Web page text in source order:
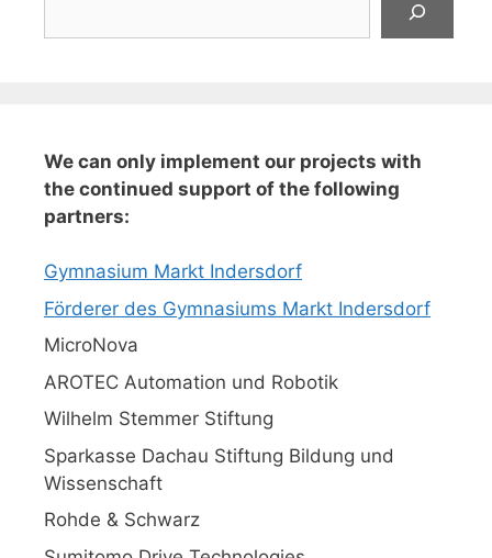
We can only implement our projects with
the continued support of the following
partners:
Gymnasium Markt Indersdorf
Förderer des Gymnasiums Markt Indersdorf
MicroNova
AROTEC Automation und Robotik
Wilhelm Stemmer Stiftung
Sparkasse Dachau Stiftung Bildung und
Wissenschaft
Rohde & Schwarz